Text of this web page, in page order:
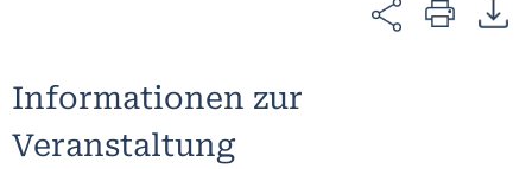
Informationen zur
Veranstaltung